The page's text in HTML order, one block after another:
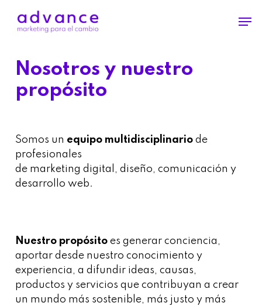
Nosotros y nuestro
propósito
Somos un equipo multidisciplinariode
profesionales
de marketing digital, diseño, comunicación y
desarrollo web.
Nuestro propósitoes generar conciencia,
aportar desde nuestro conocimiento y
experiencia, a difundir ideas, causas,
productos y servicios que contribuyan a crear
un mundo más sostenible, más justo y más